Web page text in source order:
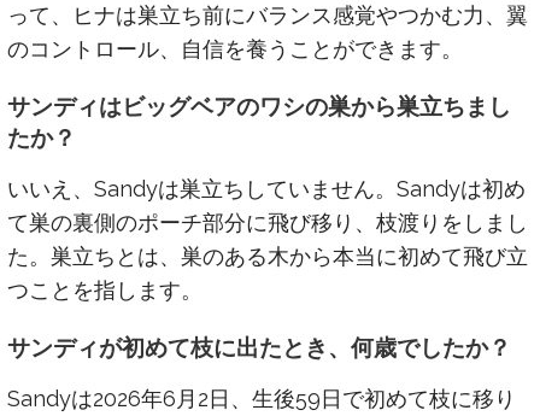
って、ヒナは巣立ち前にバランス感覚やつかむ力、翼
のコントロール、自信を養うことができます。
サンディはビッグベアのワシの巣から巣立ちまし
たか？
いいえ、Sandyは巣立ちしていません。Sandyは初め
て巣の裏側のポーチ部分に飛び移り、枝渡りをしまし
た。巣立ちとは、巣のある木から本当に初めて飛び立
つことを指します。
サンディが初めて枝に出たとき、何歳でしたか？
Sandyは2026年6月2日、生後59日で初めて枝に移り